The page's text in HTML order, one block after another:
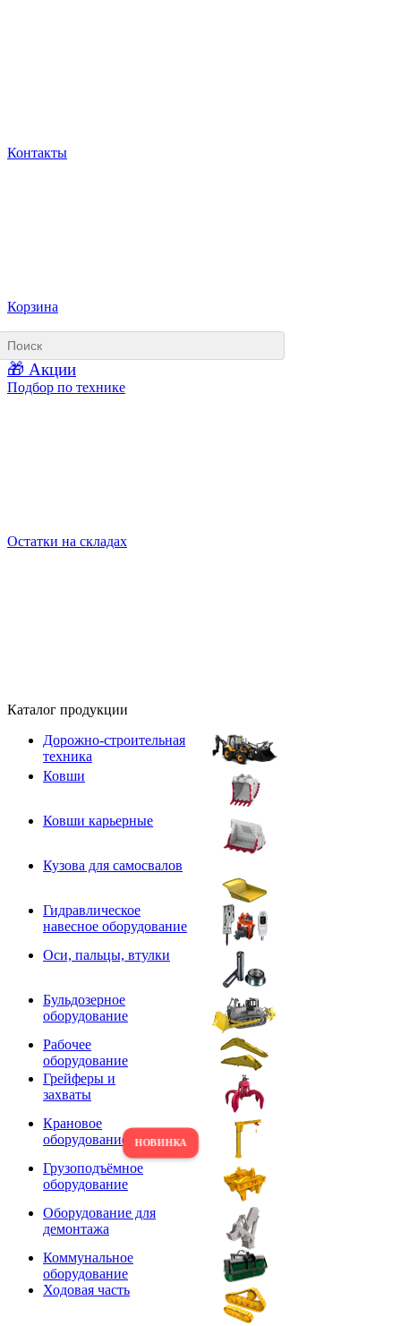
Контакты
Корзина
🎁 Акции
Подбор по технике
Остатки на складах
Каталог продукции
Дорожно-строительная
техника
Ковши
Ковши карьерные
Кузова для самосвалов
Гидравлическое
навесное оборудование
Оси, пальцы, втулки
Бульдозерное
оборудование
Рабочее
оборудование
Грейферы и
захваты
Крановое
оборудование
Грузоподъёмное
оборудование
Оборудование для
демонтажа
Коммунальное
оборудование
Ходовая часть